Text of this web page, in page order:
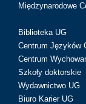
Międzynarodowe
Biblioteka UG
Centrum Języków
Centrum
Szkoły doktorskie
Wydawnictwo UG
Biuro Karier UG